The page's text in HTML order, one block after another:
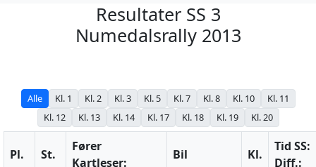
Resultater SS 3
Numedalsrally 2013
Alle Kl. 1 Kl. 2 Kl. 3 Kl. 5 Kl. 7 Kl. 8 Kl. 10
Kl. 11
Kl. 12
Kl. 13 Kl. 14 Kl. 17 Kl. 18 Kl. 19 Kl. 20
Pl. St.
Fører
Kartleser:
Bil Kl.
Tid SS:
Diff.: